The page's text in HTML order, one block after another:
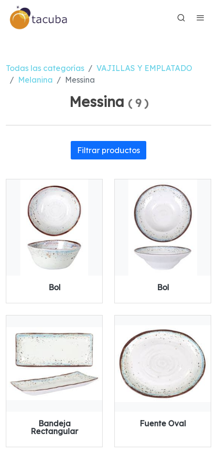
Todas las categorías
VAJILLAS Y EMPLATADO
Melanina
Messina
Messina ( 9 )
Filtrar productos
Bol Bol
Bandeja
Rectangular
Fuente Oval